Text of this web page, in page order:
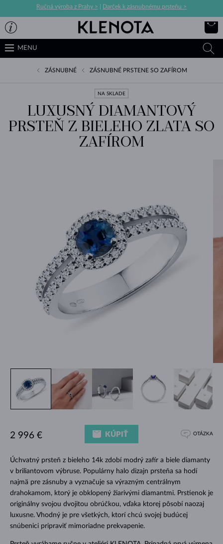
Ručná výroba z Prahy > Darček k zásnubnému prsteňu >
MENU
ZÁSNUBNÉ ZÁSNUBNÉ PRSTENE SO ZAFÍROM
NA SKLADE
LUXUSNÝ DIAMANTOVÝ
PRSTEŇ Z BIELEHO ZLATA SO
ZAFÍROM
Úchvatný prsteň z bieleho 14k zdobí modrý zafír a biele diamanty
v briliantovom výbruse. Populárny halo dizajn prsteňa sa hodí
najmä pre zásnuby a vyznačuje sa výrazným centrálnym
drahokamom, ktorý je obklopený žiarivými diamantmi. Prstienok je
originálny svojou dvojitou obrúčkou, vďaka ktorej pôsobí naozaj
luxusne. Vhodný je pre všetkých, ktorí chcú svojej budúcej
snúbenici pripraviť mimoriadne prekvapenie.
2 996 € KÚPIŤ OTÁZKA